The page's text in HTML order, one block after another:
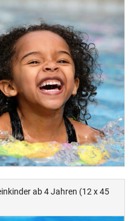
ab 4 Jahren (12 x 45